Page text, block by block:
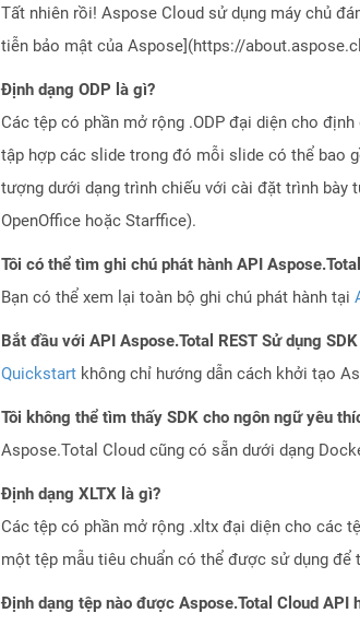
Tất nhiên rồi! Aspose Cloud sử dụng máy chủ
tiễn bảo mật của Aspose](https://
Định dạng ODP là gì?
Các tệp có phần mở rộng .ODP đại diện cho
tập hợp các slide trong đó mỗi slide có thể bao
tượng dưới dạng trình chiếu với cài đặt trình bày
OpenOffice hoặc Starffice).
Tôi có thể tìm ghi chú phát hành API
Bạn có thể xem lại toàn bộ ghi chú phát hành tại
Bắt đầu với API Aspose.Total REST Sử dụng
Quickstart không chỉ hướng dẫn cách khởi tạo
Tôi không thể tìm thấy SDK cho ngôn ngữ yêu
Aspose.Total Cloud cũng có sẵn dưới dạng
Định dạng XLTX là gì?
Các tệp có phần mở rộng .xltx đại diện cho các
một tệp mẫu tiêu chuẩn có thể được sử dụng
Định dạng tệp nào được Aspose.Total Cloud API